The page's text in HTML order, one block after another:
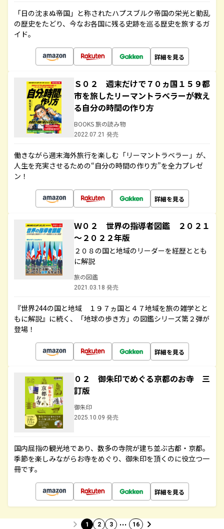
「日の沈まぬ帝国」と称されたハプスブルク帝国の栄光と動乱
の歴史をたどり、今なお各国に残る史跡を巡る歴史を旅するガ
イド。
詳細を見る
Ｓ０２ 週末だけで７０ヵ国１５９都
市を旅したリーマントラベラーが教え
る自分の時間の作り方
BOOKS 旅の読み物
2022.07.21 発売
働きながら週末海外旅行を楽しむ「リーマントラベラー」が、
人生を充実させるための“自分の時間の作り方”を全力プレゼ
ン！
詳細を見る
Ｗ０２ 世界の指導者図鑑 ２０２１
～２０２２年版
２０８の国と地域のリーダーを経歴ととも
に解説
旅の図鑑
2021.03.18 発売
『世界244の国と地域 １９７ヵ国と４７地域を旅の雑学とと
もに解説』に続く、「地球の歩き方」の図鑑シリーズ第２弾が
登場！
詳細を見る
０２ 御朱印でめぐる京都のお寺 三
訂版
御朱印
2025.10.09 発売
国内屈指の観光地であり、数多の寺院が建ち並ぶ古都・京都。
季節を楽しみながらお寺をめぐり、御朱印を頂くのに役立つ一
冊です。
詳細を見る
1 2 3 … 16